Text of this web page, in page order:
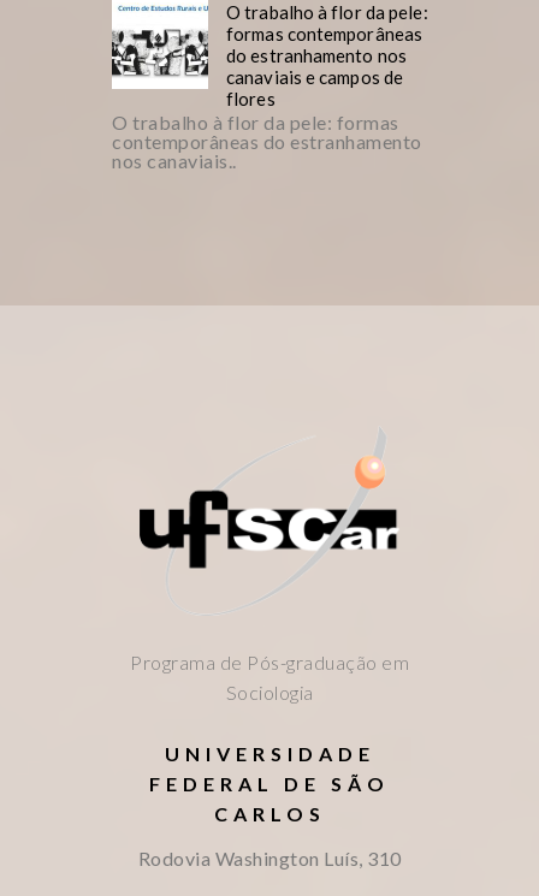
O trabalho à flor da pele:
formas contemporâneas
do estranhamento nos
canaviais e campos de
flores
O trabalho à flor da pele: formas
contemporâneas do estranhamento
nos canaviais..
Programa de Pós-graduação em
Sociologia
UNIVERSIDADE
FEDERAL DE SÃO
CARLOS
Rodovia Washington Luís, 310